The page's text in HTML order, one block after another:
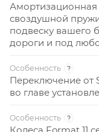
Амортизационная
своздушной
подвеску вашего
дороги и под
Особенность ?
Переключение от
во главе
Особенность ?